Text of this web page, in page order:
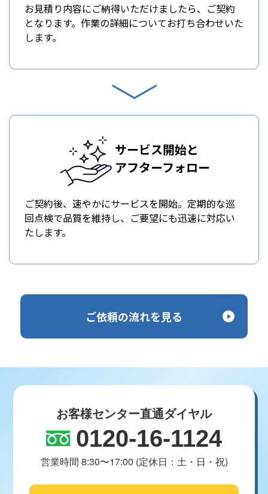
お見積り内容にご納得いただけましたら、ご契約
となります。作業の詳細についてお打ち合わせいた
します。
サービス開始と
アフターフォロー
ご契約後、速やかにサービスを開始。定期的な巡
回点検で品質を維持し、ご要望にも迅速に対応い
たします。
ご依頼の流れを見る
お客様センター直通ダイヤル
0120-16-1124
営業時間 8:30〜17:00 (定休日：土・日・祝)